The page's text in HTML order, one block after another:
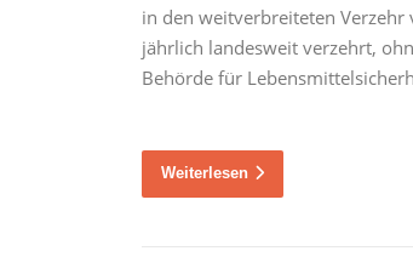
in den weitverbreiteten
jährlich landesweit verzehrt,
Behörde für
Weiterlesen